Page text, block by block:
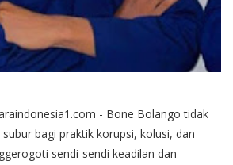
- Bone Bolango tidak
bagi praktik korupsi, kolusi, dan
sendi-sendi keadilan dan